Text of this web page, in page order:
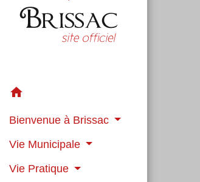
home
Bienvenue à Brissac
Vie Municipale
Vie Pratique